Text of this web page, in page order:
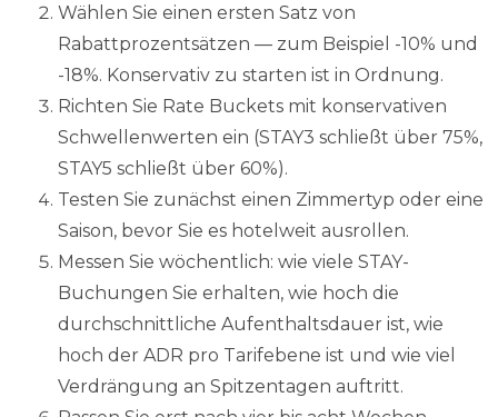
Wählen Sie einen ersten Satz von
Rabattprozentsätzen — zum Beispiel -10% und
-18%. Konservativ zu starten ist in Ordnung.
Richten Sie Rate Buckets mit konservativen
Schwellenwerten ein (STAY3 schließt über 75%,
STAY5 schließt über 60%).
Testen Sie zunächst einen Zimmertyp oder eine
Saison, bevor Sie es hotelweit ausrollen.
Messen Sie wöchentlich: wie viele STAY-
Buchungen Sie erhalten, wie hoch die
durchschnittliche Aufenthaltsdauer ist, wie
hoch der ADR pro Tarifebene ist und wie viel
Verdrängung an Spitzentagen auftritt.